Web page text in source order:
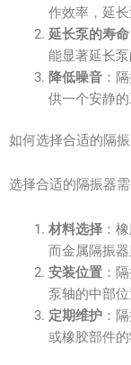
作效率，延长
延长泵的寿命
能显著延长泵
降低噪音：
供一个安静的
如何选择合适的隔振
选择合适的隔振器
材料选择：
而金属隔振器
安装位置：
泵轴的中部
定期维护：
或橡胶部件的